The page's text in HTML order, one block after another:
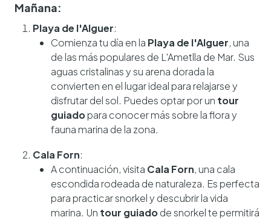
Mañana:
Playa de l'Alguer:
Comienza tu día en la Playa de l'Alguer, una
de las más populares de L'Ametlla de Mar. Sus
aguas cristalinas y su arena dorada la
convierten en el lugar ideal para relajarse y
disfrutar del sol. Puedes optar por un tour
guiadopara conocer más sobre la flora y
fauna marina de la zona.
Cala Forn:
A continuación, visita Cala Forn, una cala
escondida rodeada de naturaleza. Es perfecta
para practicar snorkel y descubrir la vida
marina. Un tour guiadode snorkel te permitirá